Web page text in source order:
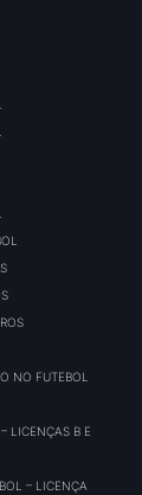
NO FUTEBOL
LICENÇAS B E
– LICENÇA